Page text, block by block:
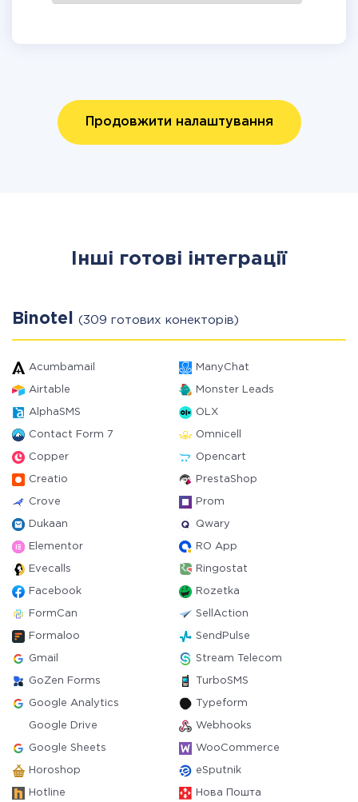
Продовжити налаштування
Інші готові інтеграції
Binotel (309 готових конекторів)
Acumbamail ManyChat
Airtable Monster Leads
AlphaSMS OLX
Contact Form 7 Omnicell
Copper Opencart
Creatio PrestaShop
Crove Prom
Dukaan Qwary
Elementor RO App
Evecalls Ringostat
Facebook Rozetka
FormCan SellAction
Formaloo SendPulse
Gmail Stream Telecom
GoZen Forms TurboSMS
Google Analytics Typeform
Google Drive Webhooks
Google Sheets WooCommerce
Horoshop eSputnik
Hotline Нова Пошта